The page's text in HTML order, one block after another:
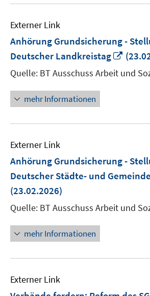
Externer Link
Anhörung Grundsicherung -
Deutscher Landkreistag
In
neuem
Quelle: BT Ausschuss Arbeit und
mehr Informationen
Externer Link
Anhörung Grundsicherung -
Deutscher Städte- und
(23.02.2026)
Quelle: BT Ausschuss Arbeit und
mehr Informationen
Externer Link